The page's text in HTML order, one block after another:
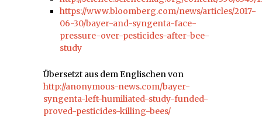
https://www.bloomberg.com/news/articles/2017-
06-30/bayer-and-syngenta-face-
pressure-over-pesticides-after-bee-
study
Übersetzt aus dem Englischen von
http://anonymous-news.com/bayer-
syngenta-left-humiliated-study-funded-
proved-pesticides-killing-bees/